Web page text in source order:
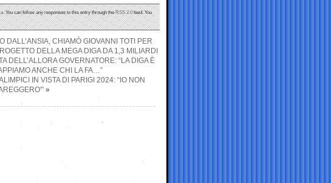
. You can follow any responses to this entry through theRSS 2.0feed. You
DALL’ANSIA, CHIAMÒ GIOVANNI TOTI PER
DELLA MEGA DIGA DA 1,3 MILIARDI
DELL’ALLORA GOVERNATORE: “LA DIGA È
ANCHE CHI LA FA…”
IN VISTA DI PARIGI 2024: “IO NON
»